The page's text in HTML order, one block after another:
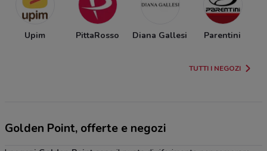
Upim PittaRosso Diana Gallesi Parentini
TUTTI I NEGOZI
Golden Point, offerte e negozi